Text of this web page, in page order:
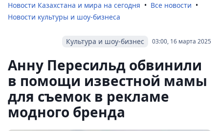
Новости Казахстана и мира на сегодня
Все новости
Новости культуры и шоу-бизнеса
03:00, 16 марта 2025
Культура и шоу-бизнес
Анну Пересильд обвинили
в помощи известной мамы
для съемок в рекламе
модного бренда